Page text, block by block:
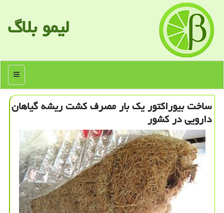
لیمو بلاگ
منو
ساخت بیوراكتور یك بار مصرف كشت ریشه گیاهان
دارویی در كشور